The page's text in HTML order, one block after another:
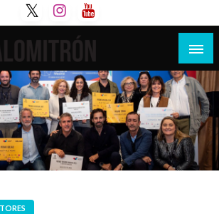
de cine española y